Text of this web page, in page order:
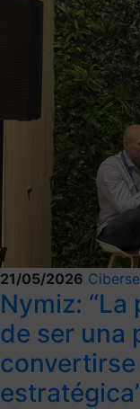
21/05/2026
Nymiz:
de ser una